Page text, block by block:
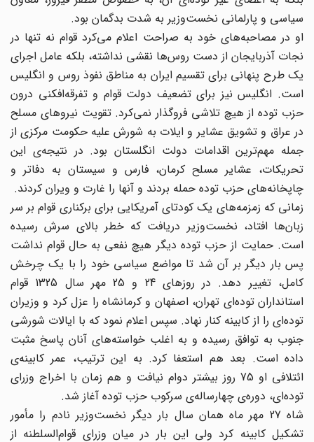
سیاسی و پارلمانی نخست‌وزیر به شدت بدگمان بود.
او در مصاحبه‌های خود به صراحت اعلام می‌کرد قوام نه تنها در
نجات آذربایجان از دست روس‌ها نقشی نداشته، بلکه عامل اجرای
یک طرح پنهانی برای تقسیم ایران به مناطق نفوذ روس و انگلیس
است. انگلیس نیز برای تضعیف دولت قوام و تفرقه‌افکنی درون
حزب توده از هیچ تلاشی فروگذار نمی‌کرد. تقویت نیروهای مسلح
در عراق و تشویق عشایر و ایلات به شورش علیه حکومت مرکزی از
جمله مهم‌ترین اقدامات دولت انگلستان بود. در نتیجه‌ی این
تحریکات، عشایر مسلح کرمان، فارس و سیستان به دفاتر و
چاپخانه‌های حزب توده حمله بردند و آنها را غارت و ویران کردند.
زمانی که زمزمه‌های یک کودتای آمریکایی برای برکناری قوام بر سر
زبان‌ها افتاد، نخست‌وزیر دریافت که خطر بالای سرش رسیده
است. حمایت از حزب توده دیگر هیچ نفعی به حال قوام نداشت
پس بار دیگر بر آن شد تا مواضع سیاسی خود را با یک چرخش
کامل، تغییر دهد. در روزهای 24 و 25 مهر سال 1325 قوام
استانداران توده‌ای تهران، اصفهان و کرمانشاه را عزل کرد و وزیران
توده‌ای را از کابینه کنار نهاد. سپس اعلام نمود که با ایالات شورشی
جنوب به توافق رسیده و به اغلب خواسته‌های آنان پاسخ مثبت
داده است. بعد هم استعفا کرد. به این ترتیب، عمر کابینه‌ی
ائتلافی او 75 روز بیشتر دوام نیافت و هم زمان با اخراج وزرای
توده‌ای، دوره‌ی چهارساله‌ی سرکوب حزب توده آغاز شد.
شاه 27 مهر ماه همان سال بار دیگر نخست‌وزیر نادم را مأمور
تشکیل کابینه کرد ولی این بار در میان وزرای قوام‌السلطنه از